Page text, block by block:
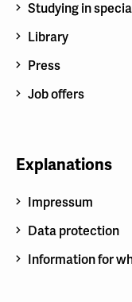
Studying in
Library
Press
Job offers
Explanations
Impressum
Data protection
Information for